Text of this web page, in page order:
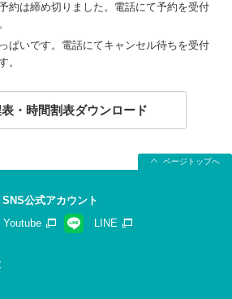
約は締め切りました。電話にて予約を受付
ぱいです。電話にてキャンセル待ちを受付
。
・時間割表ダウンロード
ページトップへ
SNS公式アカウント
Youtube
LINE